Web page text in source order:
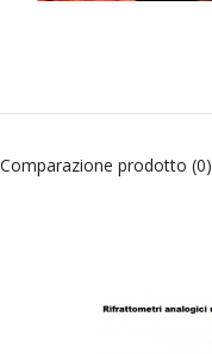
Comparazione prodotto (0)